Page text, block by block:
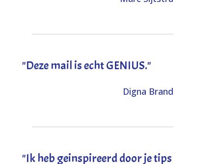
"Deze mail is echt GENIUS."
Digna Brand
"Ik heb geinspireerd door je tips